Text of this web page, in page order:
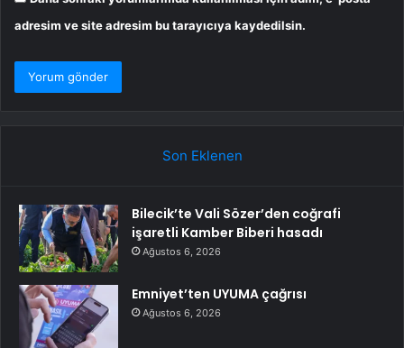
adresim ve site adresim bu tarayıcıya kaydedilsin.
Son Eklenen
Bilecik’te Vali Sözer’den coğrafi
işaretli Kamber Biberi hasadı
Ağustos 6, 2026
Emniyet’ten UYUMA çağrısı
Ağustos 6, 2026